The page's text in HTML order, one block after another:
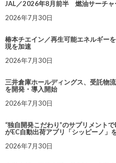
JAL／2026年8月前半 燃油サーチャ
2026年7月30日
椿本チエイン／再生可能エネルギー
現を加速
2026年7月30日
三井倉庫ホールディングス、受託物
を開発・導入開始
2026年7月30日
“独自開発こだわり”のサプリメント
がEC自動出荷アプリ「シッピーノ」
2026年7月30日